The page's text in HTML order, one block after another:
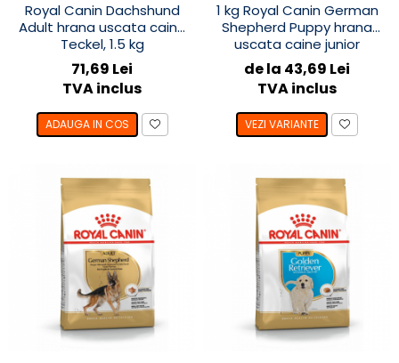
Royal Canin Dachshund
Adult hrana uscata caine
Teckel, 1.5 kg
71,69 Lei
TVA inclus
ADAUGA IN COS
1 kg Royal Canin German
Shepherd Puppy hrana
uscata caine junior
Ciobanesc German
de la 43,69 Lei
TVA inclus
VEZI VARIANTE